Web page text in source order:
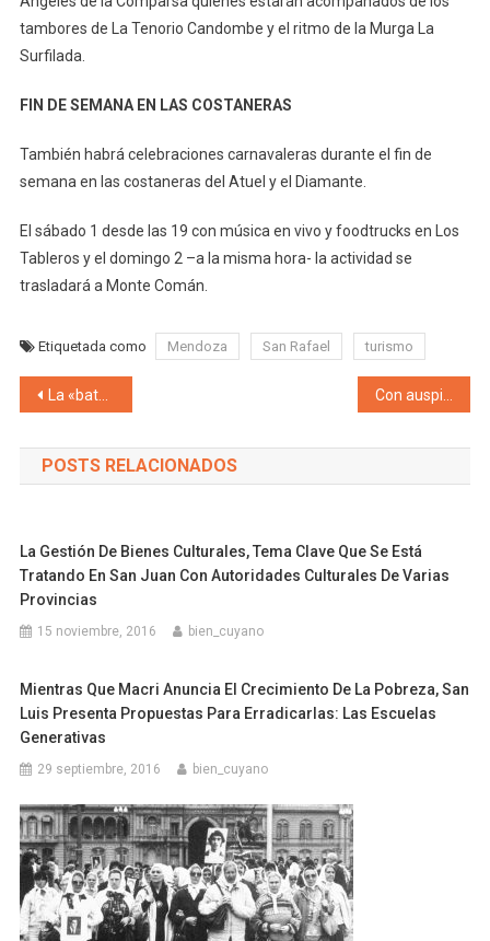
tambores de La Tenorio Candombe y el ritmo de la Murga La
Surfilada.
FIN DE SEMANA EN LAS COSTANERAS
También habrá celebraciones carnavaleras durante el fin de
semana en las costaneras del Atuel y el Diamante.
El sábado 1 desde las 19 con música en vivo y foodtrucks en Los
Tableros y el domingo 2 –a la misma hora- la actividad se
trasladará a Monte Comán.
Etiquetada como Mendoza San Rafael turismo
Navegación de entradas
La «batalla cultural» que libra Milei para estigmatizar la discapacidad: el Gobierno de Milei resucita la clasificación “Idiota”, “imbécil”, “débil mental” para humillarse en pedir una pensión por invalidez en Argentina Con auspiciosas noticias de inversión de la firma Genneia que llevará mayor generación de trabajo y u$s400 millones a Mendoza, Cornejo y los empresarios inauguraron su primer parque solar en Malargüe
POSTS RELACIONADOS
La Gestión De Bienes Culturales, Tema Clave Que Se Está
Tratando En San Juan Con Autoridades Culturales De Varias
Provincias
15 noviembre, 2016 bien_cuyano
Mientras Que Macri Anuncia El Crecimiento De La Pobreza, San
Luis Presenta Propuestas Para Erradicarlas: Las Escuelas
Generativas
29 septiembre, 2016 bien_cuyano